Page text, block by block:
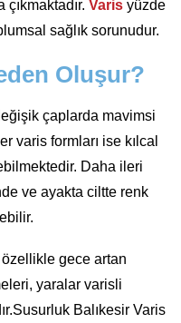
Varis yüzde
sağlık sorunudur.
Oluşur?
çaplarda mavimsi
varis formları ise kılcal
Daha ileri
ve ayakta ciltte renk
gece artan
yaralar varisli
Balıkesir Varis